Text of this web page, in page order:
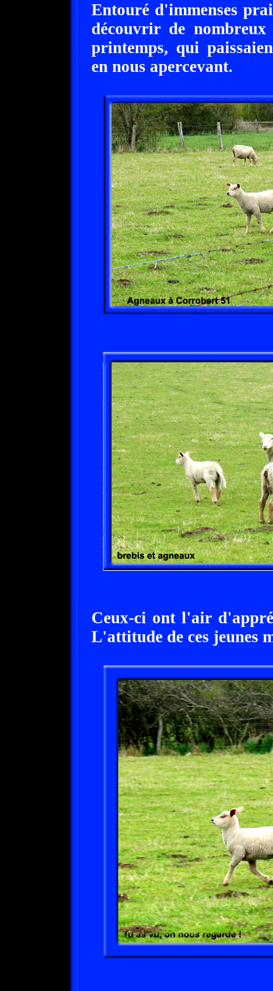
Entouré d'immenses
découvrir de
printemps, qui
en nous apercevant.
Ceux-ci ont l'air
L'attitude de ces jeunes